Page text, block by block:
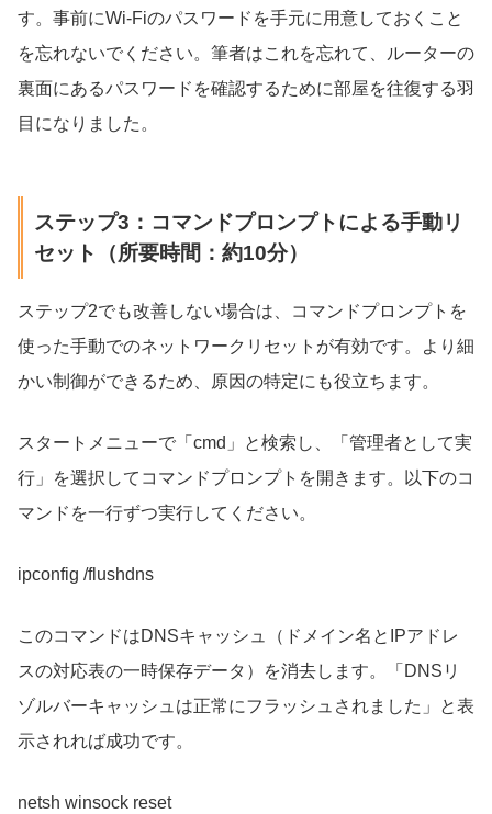
す。事前にWi-Fiのパスワードを手元に用意しておくこと
を忘れないでください。筆者はこれを忘れて、ルーターの
裏面にあるパスワードを確認するために部屋を往復する羽
目になりました。
ステップ3：コマンドプロンプトによる手動リ
セット（所要時間：約10分）
ステップ2でも改善しない場合は、コマンドプロンプトを
使った手動でのネットワークリセットが有効です。より細
かい制御ができるため、原因の特定にも役立ちます。
スタートメニューで「cmd」と検索し、「管理者として実
行」を選択してコマンドプロンプトを開きます。以下のコ
マンドを一行ずつ実行してください。
ipconfig /flushdns
このコマンドはDNSキャッシュ（ドメイン名とIPアドレ
スの対応表の一時保存データ）を消去します。「DNSリ
ゾルバーキャッシュは正常にフラッシュされました」と表
示されれば成功です。
netsh winsock reset